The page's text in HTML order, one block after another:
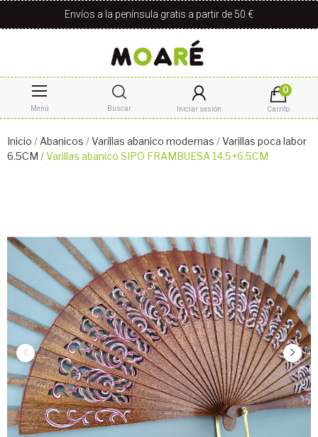
Envíos a la península gratis a partir de 50 €
Menú Buscar Iniciar sesión
0
Carrito
Inicio Abanicos Varillas abanico modernas
Varillas poca labor
6.5CM
Varillas abanico SIPO FRAMBUESA 14.5+6.5CM